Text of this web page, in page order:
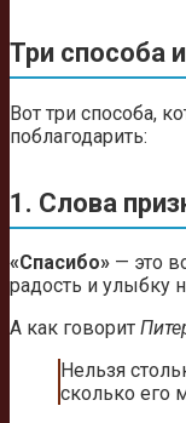
Три способа
Вот три способа,
поблагодарить:
1. Слова
«Спасибо» — это
радость и улыбку
А как говорит
Нельзя
сколько его